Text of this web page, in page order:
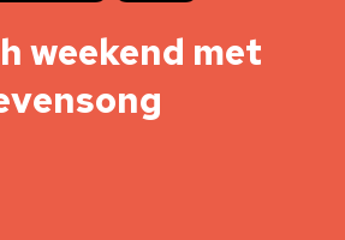
weekend met